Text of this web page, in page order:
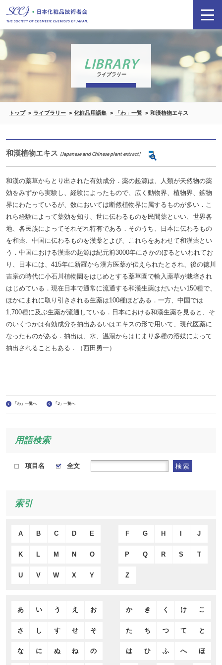
LIBRARY
ライブラリー
トップ ライブラリー 化粧品用語集 「わ」一覧 和漢植物エキス
和漢植物エキス [Japanese and Chinese plant extract]
和漢の薬草からとり出された有効成分．薬の起源は、人類が天然物の薬
効をみずから実験し、経験によったもので、広く動物界、植物界、鉱物
界にわたっているが、数においては断然植物界に属するものが多い．こ
れら経験によって薬効を知り、世に伝わるものを民間薬といい、世界各
地、各民族によってそれぞれ特有である．そのうち、日本に伝わるもの
を和薬、中国に伝わるものを漢薬とよび、これらをあわせて和漢薬とい
う．中国における漢薬の起源は紀元前3000年にさかのぼるといわれてお
り、日本には、415年に新羅から漢方医薬が伝えられたとされ、後の徳川
吉宗の時代に小石川植物園をはじめとする薬草園で輸入薬草が栽培され
はじめている．現在日本で通常に流通する和漢生薬はだいたい150種で、
ほかにまれに取り引きされる生薬は100種ほどある．一方、中国では
1,700種に及ぶ生薬が流通している．日本における和漢生薬を見ると、そ
のいくつかは有効成分を抽出あるいはエキスの形で用いて、現代医薬に
なったものがある．抽出は、水、温湯からはじまり多種の溶媒によって
抽出されることもある．（西田勇一）
「わ」一覧へ 「J」一覧へ
用語検索
項目名 全文 検索
索引
A B C D E F G H J
K L M N O P Q R S T
U V W X Y Z
あ い う え お か き く け こ
さ し す せ そ た ち つ て と
な に ぬ ね の は ひ ふ へ ほ